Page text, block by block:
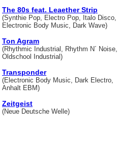
The 80s feat. Leaether Strip
(Synthie Pop, Electro Pop, Italo Disco,
Electronic Body Music, Dark Wave)
Ton Agram
(Rhythmic Industrial, Rhythm N´ Noise,
Oldschool Industrial)
Transponder
(Electronic Body Music, Dark Electro,
Anhalt EBM)
Zeitgeist
(Neue Deutsche Welle)